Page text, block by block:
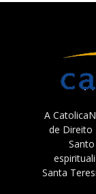
A
de Direito
Santa